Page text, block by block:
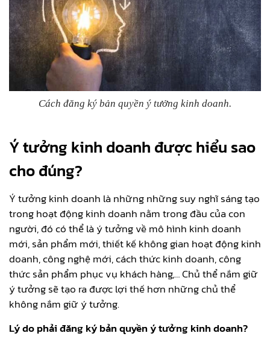
Cách đăng ký bản quyền ý tưởng kinh doanh.
Ý tưởng kinh doanh được hiểu sao
cho đúng?
Ý tưởng kinh doanh là những những suy nghĩ sáng tạo
trong hoạt động kinh doanh nằm trong đầu của con
người, đó có thể là ý tưởng về mô hình kinh doanh
mới, sản phẩm mới, thiết kế không gian hoạt động kinh
doanh, công nghệ mới, cách thức kinh doanh, công
thức sản phẩm phục vụ khách hàng,… Chủ thể nắm giữ
ý tưởng sẽ tạo ra được lợi thế hơn những chủ thể
không nắm giữ ý tưởng.
Lý do phải đăng ký bản quyền ý tưởng kinh doanh?